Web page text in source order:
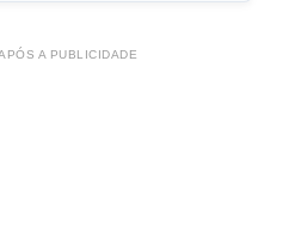
A PUBLICIDADE